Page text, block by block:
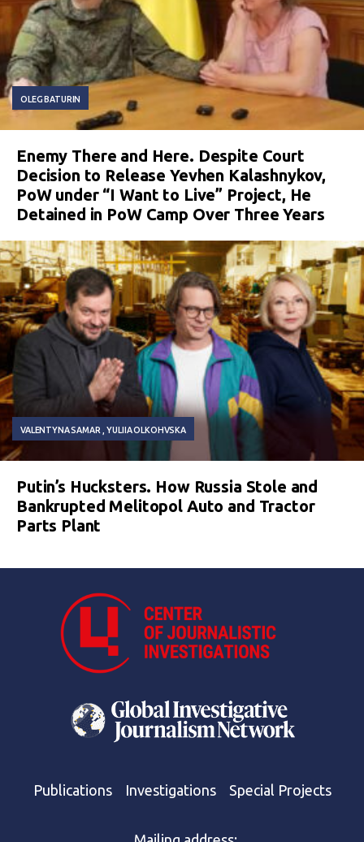
OLEG BATURIN
Enemy There and Here. Despite Court
Decision to Release Yevhen Kalashnykov,
PoW under “I Want to Live” Project, He
Detained in PoW Camp Over Three Years
VALENTYNA SAMAR YULIIA OLKOHVSKA
Putin’s Hucksters. How Russia Stole and
Bankrupted Melitopol Auto and Tractor
Parts Plant
Publications Investigations Special Projects